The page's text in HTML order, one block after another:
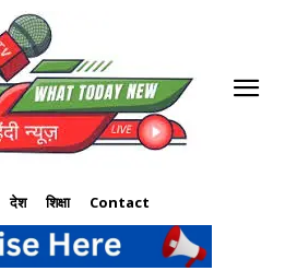
देश शिक्षा Contact